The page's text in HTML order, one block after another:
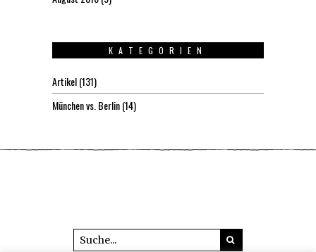
KATEGORIEN
Artikel(131)
München vs. Berlin(14)